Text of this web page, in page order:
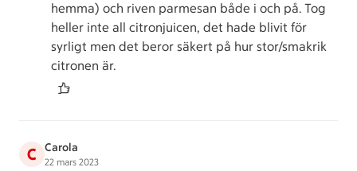
hemma) och riven parmesan både i och på. Tog
heller inte all citronjuicen, det hade blivit för
syrligt men det beror säkert på hur stor/smakrik
citronen är.
C Carola
22 mars 2023